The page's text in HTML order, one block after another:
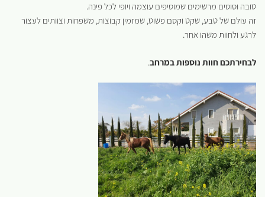
טובה וסוסים מרשימים שמוסיפים עוצמה ויופי לכל פינה.
זה עולם של טבע, שקט וקסם פשוט, שמזמין קבוצות, משפחות וצוותים לעצור
לרגע ולחוות משהו אחר.
לבחירתכם חוות נוספות במרחב.